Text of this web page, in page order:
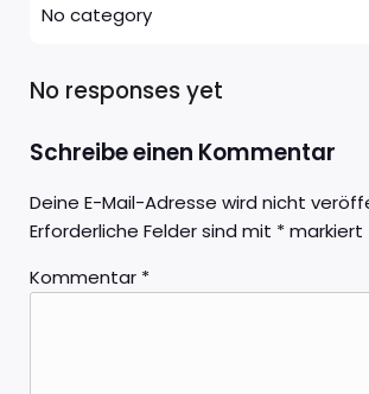
No category
No responses yet
Schreibe einen Kommentar
Deine E-Mail-Adresse wird nicht
Erforderliche Felder sind mit *markiert
Kommentar *